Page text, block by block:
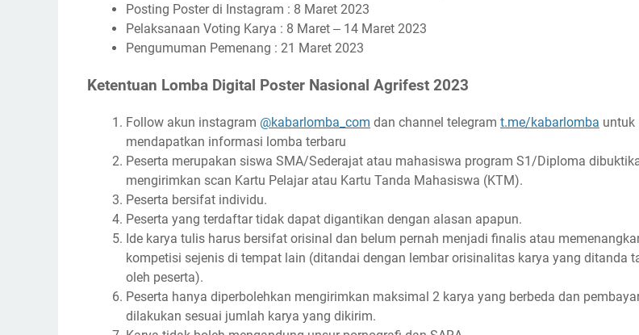
Posting Poster di Instagram : 8 Maret 2023
Pelaksanaan Voting Karya : 8 Maret ‒ 14 Maret 2023
Pengumuman Pemenang : 21 Maret 2023
Ketentuan Lomba Digital Poster Nasional Agrifest 2023
Follow akun instagram @kabarlomba_com dan channel telegram t.me/kabarlomba untuk
mendapatkan informasi lomba terbaru
Peserta merupakan siswa SMA/Sederajat atau mahasiswa program S1/Diploma
mengirimkan scan Kartu Pelajar atau Kartu Tanda Mahasiswa (KTM).
Peserta bersifat individu.
Peserta yang terdaftar tidak dapat digantikan dengan alasan apapun.
Ide karya tulis harus bersifat orisinal dan belum pernah menjadi finalis atau
kompetisi sejenis di tempat lain (ditandai dengan lembar orisinalitas karya yang ditanda
oleh peserta).
Peserta hanya diperbolehkan mengirimkan maksimal 2 karya yang berbeda dan
dilakukan sesuai jumlah karya yang dikirim.